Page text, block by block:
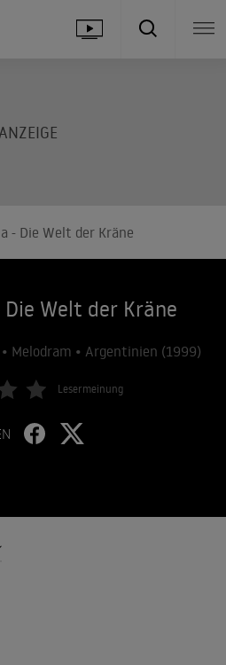
- Die Welt der Kräne
Die Welt der Kräne
• Melodram • Argentinien (1999)
Lesermeinung